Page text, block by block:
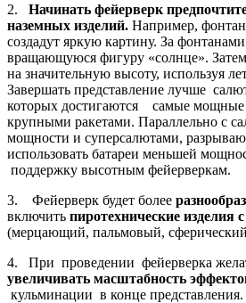
2. Начинать фейерверк
наземных изделий. Например,
создадут яркую картину. За
вращающуюся фигуру «солнце».
на значительную высоту, используя
Завершать представление лучше
которых достигаются самые мощные
крупными ракетами. Параллельно с
мощности и суперсалютами,
использовать батареи меньшей
поддержку высотным фейерверкам.
3. Фейерверк будет более
включить пиротехнические
(мерцающий, пальмовый,
4. При проведении фейерверка
увеличивать масштабность
кульминации в конце представления.